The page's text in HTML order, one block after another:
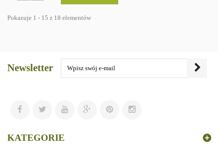
Pokazuje 1 - 15 z 18 elementów
Newsletter
KATEGORIE